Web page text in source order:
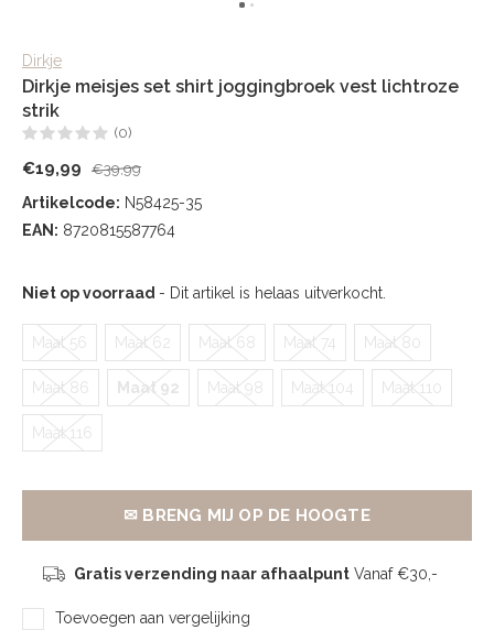
Dirkje
Dirkje meisjes set shirt joggingbroek vest lichtroze
strik
(0)
€19,99 €39,99
Artikelcode: N58425-35
EAN: 8720815587764
Niet op voorraad - Dit artikel is helaas uitverkocht.
Maat 56 Maat 62 Maat 68 Maat 74 Maat 80
Maat 86 Maat 92 Maat 98 Maat 104 Maat 110
Maat 116
✉ BRENG MIJ OP DE HOOGTE
Gratis verzending naar afhaalpuntVanaf €30,-
Toevoegen aan vergelijking